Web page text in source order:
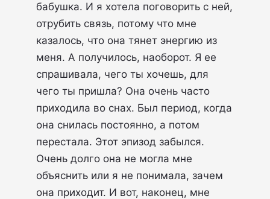
бабушка. И я хотела поговорить с ней,
отрубить связь, потому что мне
казалось, что она тянет энергию из
меня. А получилось, наоборот. Я ее
спрашивала, чего ты хочешь, для
чего ты пришла? Она очень часто
приходила во снах. Был период, когда
она снилась постоянно, а потом
перестала. Этот эпизод забылся.
Очень долго она не могла мне
объяснить или я не понимала, зачем
она приходит. И вот, наконец, мне